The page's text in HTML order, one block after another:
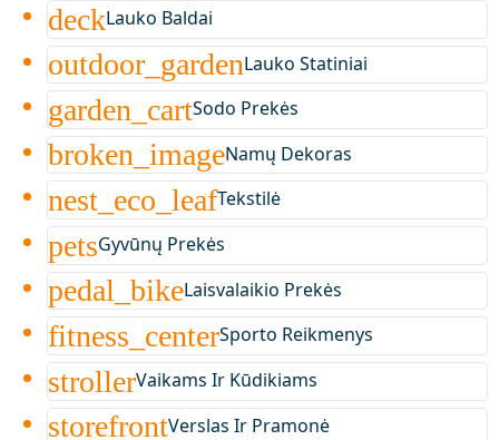
deckLauko Baldai
outdoor_gardenLauko Statiniai
garden_cartSodo Prekės
broken_imageNamų Dekoras
nest_eco_leafTekstilė
petsGyvūnų Prekės
pedal_bikeLaisvalaikio Prekės
fitness_centerSporto Reikmenys
strollerVaikams Ir Kūdikiams
storefrontVerslas Ir Pramonė